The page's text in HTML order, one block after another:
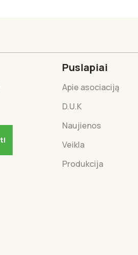
Puslapiai
Apie asociaciją
D.U.K
Naujienos
Veikla
Produkcija